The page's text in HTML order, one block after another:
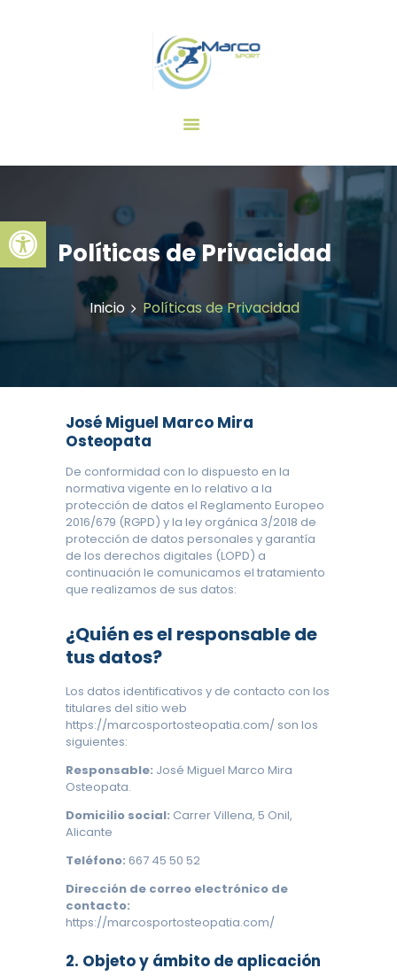
Abrir barra de herramientas
Políticas de Privacidad
Inicio Políticas de Privacidad
SERVICIOS
José Miguel Marco Mira
Osteopata
De conformidad con lo dispuesto en la
normativa vigente en lo relativo a la
protección de datos el Reglamento Europeo
2016/679 (RGPD) y la ley orgánica 3/2018 de
protección de datos personales y garantía
de los derechos digitales (LOPD) a
continuación le comunicamos el tratamiento
que realizamos de sus datos:
¿Quién es el responsable de
tus datos?
Los datos identificativos y de contacto con los
titulares del sitio web
https://marcosportosteopatia.com/ son los
siguientes:
Responsable: José Miguel Marco Mira
Osteopata.
Domicilio social: Carrer Villena, 5 Onil,
Alicante
Teléfono: 667 45 50 52
Dirección de correo electrónico de
contacto:
https://marcosportosteopatia.com/
2. Objeto y ámbito de aplicación